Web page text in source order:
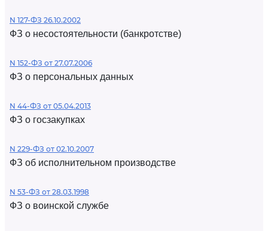
N 127-ФЗ 26.10.2002
ФЗ о несостоятельности (банкротстве)
N 152-ФЗ от 27.07.2006
ФЗ о персональных данных
N 44-ФЗ от 05.04.2013
ФЗ о госзакупках
N 229-ФЗ от 02.10.2007
ФЗ об исполнительном производстве
N 53-ФЗ от 28.03.1998
ФЗ о воинской службе